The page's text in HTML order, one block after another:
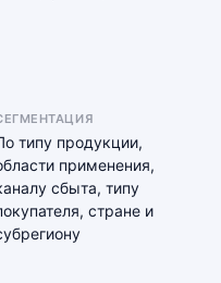
типу продукции,
применения,
сбыта, типу
стране и